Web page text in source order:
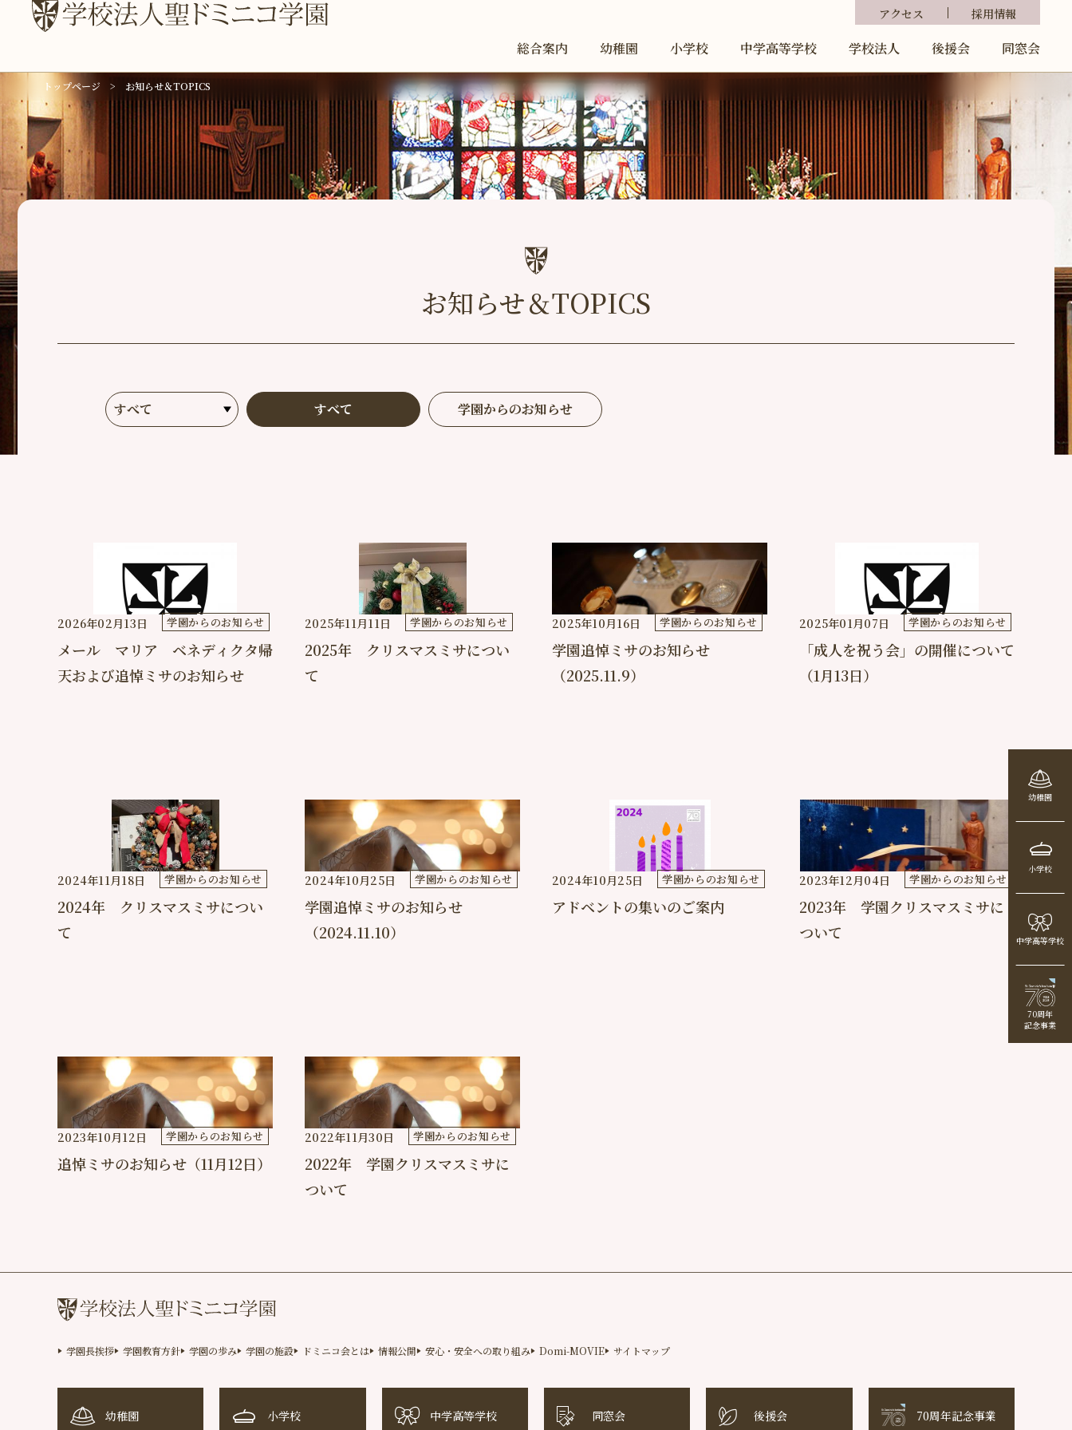
アクセス 採用情報
総合案内 幼稚園 小学校 中学高等学校 学校法人 後援会 同窓会
トップページ お知らせ＆TOPICS
お知らせ＆TOPICS
すべて 学園からのお知らせ
2026年02月13日 学園からのお知らせ
メール マリア ベネディクタ帰
天および追悼ミサのお知らせ
2025年11月11日 学園からのお知らせ
2025年 クリスマスミサについ
て
2025年10月16日 学園からのお知らせ
学園追悼ミサのお知らせ
（2025.11.9）
2025年01月07日 学園からのお知らせ
「成人を祝う会」の開催について
（1月13日）
2024年11月18日 学園からのお知らせ
2024年 クリスマスミサについ
て
2024年10月25日 学園からのお知らせ
学園追悼ミサのお知らせ
（2024.11.10）
2024年10月25日 学園からのお知らせ
アドベントの集いのご案内
2023年12月04日 学園からのお知らせ
2023年 学園クリスマスミサに
ついて
2023年10月12日 学園からのお知らせ
追悼ミサのお知らせ（11月12日）
2022年11月30日 学園からのお知らせ
2022年 学園クリスマスミサに
ついて
学園長挨拶 学園教育方針 学園の歩み 学園の施設 ドミニコ会とは 情報公開 安心・安全への取り組み Domi-MOVIE サイトマップ
幼稚園 小学校 中学高等学校 同窓会 後援会 70周年記念事業
幼稚園
小学校
中学高等学校
70周年
記念事業